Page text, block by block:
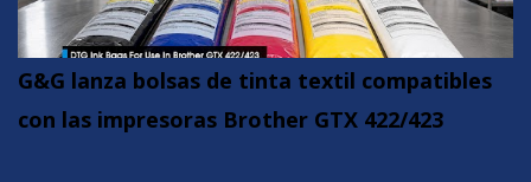
G&G lanza bolsas de tinta textil compatibles
con las impresoras Brother GTX 422/423